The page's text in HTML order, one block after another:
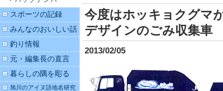
今度はホッキョクグマ
デザインのごみ収集車
2013/02/05
スポーツの記録
みんなのおいしい話
釣り情報
元・編集長の直言
暮らしの隅を彫る
旭川のアイヌ語地名研究